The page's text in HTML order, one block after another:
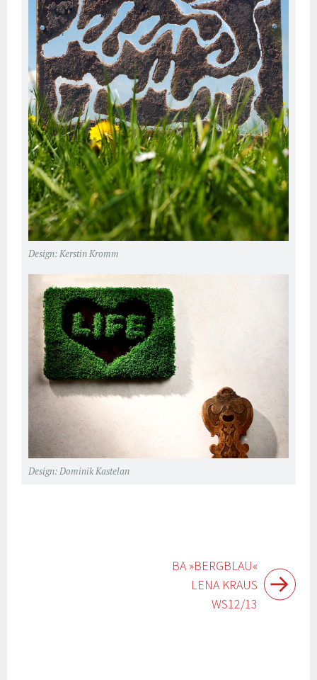
Design: Kerstin Kromm
Design: Dominik Kastelan
BeitragsnavigationBA »BERGBLAU«
LENA KRAUS
WS12/13